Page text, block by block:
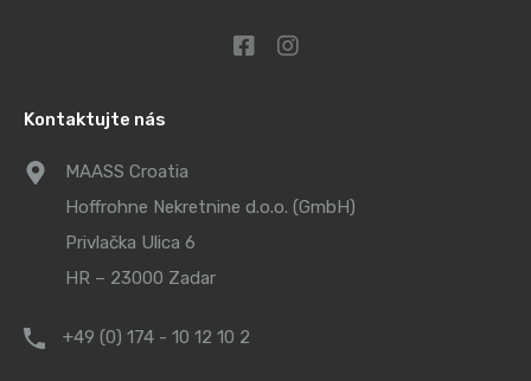
Kontaktujte nás
MAASS Croatia
Hoffrohne Nekretnine d.o.o. (GmbH)
Privlačka Ulica 6
HR – 23000 Zadar
+49 (0) 174 - 10 12 10 2